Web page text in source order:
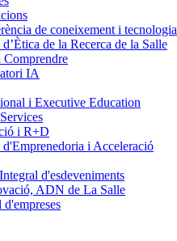
de coneixement i tecnologia
de la Recerca de la Salle
Comprendre
IA
i Executive Education
i R+D
d'Emprenedoria i Acceleració
d'esdeveniments
ADN de La Salle
d'empreses